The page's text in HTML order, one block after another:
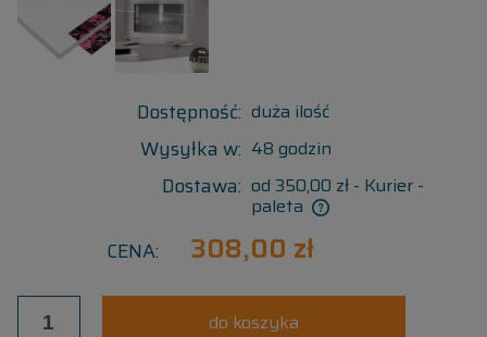
Dostępność: duża ilość
Wysyłka w: 48 godzin
Dostawa: od 350,00 zł - Kurier -
paleta
CENA: 308,00 zł
do koszyka